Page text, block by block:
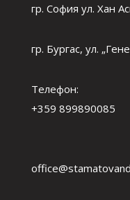
гр. София ул. Хан
гр. Бургас, ул.
Телефон:
+359 899890085